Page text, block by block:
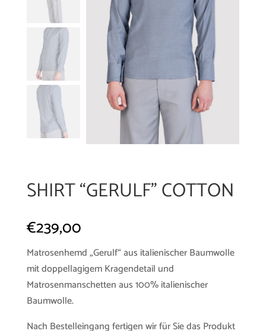
SHIRT “GERULF” COTTON
€239,00
Matrosenhemd „Gerulf“ aus italienischer Baumwolle
mit doppellagigem Kragendetail und
Matrosenmanschetten aus 100% italienischer
Baumwolle.
Nach Bestelleingang fertigen wir für Sie das Produkt